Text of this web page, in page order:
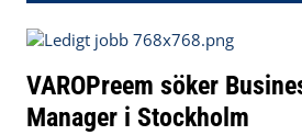
VAROPreem söker
Manager i Stockholm